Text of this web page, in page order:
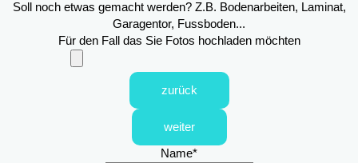
Soll noch etwas gemacht werden? Z.B. Bodenarbeiten, Laminat,
Garagentor, Fussboden...
Für den Fall das Sie Fotos hochladen möchten
zurück
weiter
Name*